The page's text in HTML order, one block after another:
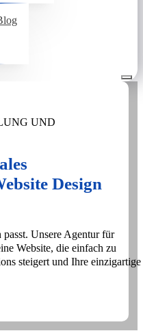
UND
Design
Unsere Agentur für
Website, die einfach zu
steigert und Ihre einzigartige